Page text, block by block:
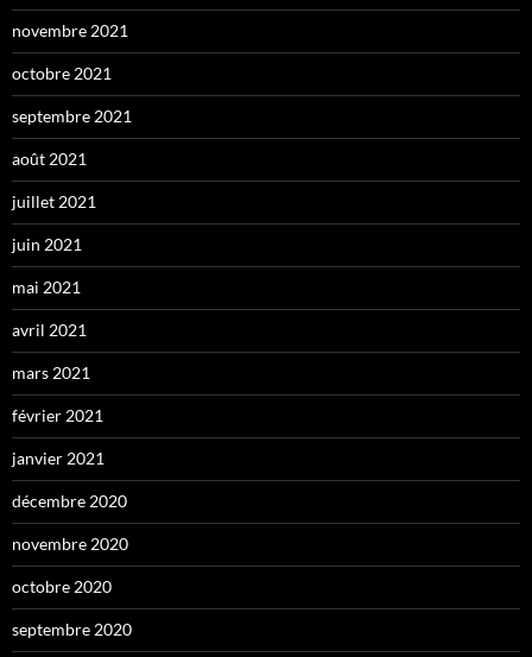
novembre 2021
octobre 2021
septembre 2021
août 2021
juillet 2021
juin 2021
mai 2021
avril 2021
mars 2021
février 2021
janvier 2021
décembre 2020
novembre 2020
octobre 2020
septembre 2020